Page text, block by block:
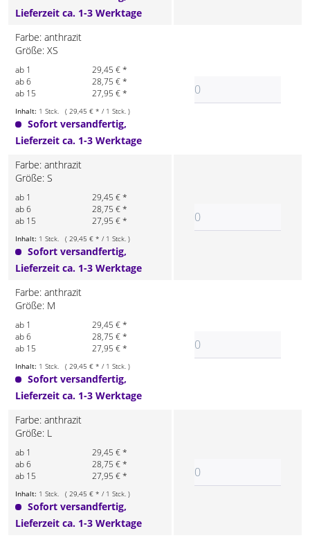
Lieferzeit ca. 1-3 Werktage
Farbe: anthrazit
Größe: XS
ab 1
29,45 € *
ab 6
28,75 € *
ab 15
27,95 € *
Inhalt: 1 Stck. ( 29,45 € * / 1 Stck. )
Sofort versandfertig,
Lieferzeit ca. 1-3 Werktage
Farbe: anthrazit
Größe: S
ab 1
29,45 € *
ab 6
28,75 € *
ab 15
27,95 € *
Inhalt: 1 Stck. ( 29,45 € * / 1 Stck. )
Sofort versandfertig,
Lieferzeit ca. 1-3 Werktage
Farbe: anthrazit
Größe: M
ab 1
29,45 € *
ab 6
28,75 € *
ab 15
27,95 € *
Inhalt: 1 Stck. ( 29,45 € * / 1 Stck. )
Sofort versandfertig,
Lieferzeit ca. 1-3 Werktage
Farbe: anthrazit
Größe: L
ab 1
29,45 € *
ab 6
28,75 € *
ab 15
27,95 € *
Inhalt: 1 Stck. ( 29,45 € * / 1 Stck. )
Sofort versandfertig,
Lieferzeit ca. 1-3 Werktage